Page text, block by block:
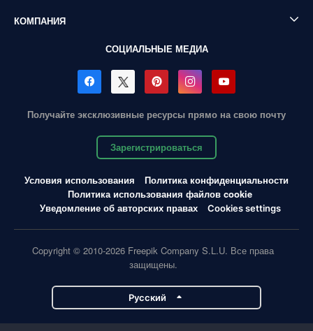
КОМПАНИЯ
СОЦИАЛЬНЫЕ МЕДИА
Получайте эксклюзивные ресурсы прямо на свою почту
Зарегистрироваться
Условия использования
Политика конфиденциальности
Политика использования файлов cookie
Уведомление об авторских правах
Cookies settings
Copyright © 2010-2026 Freepik Company S.L.U. Все права
защищены.
Pусский